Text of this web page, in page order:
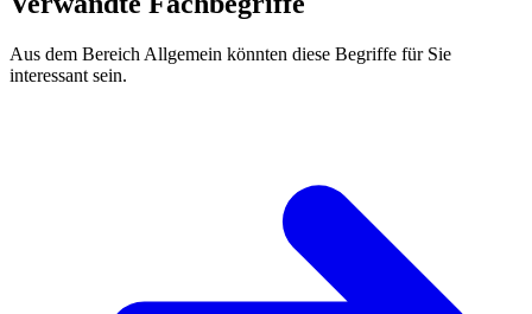
Aus dem Bereich Allgemein könnten diese Begriffe für Sie
interessant sein.